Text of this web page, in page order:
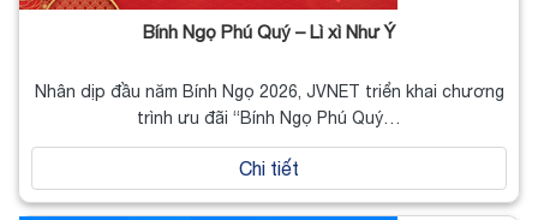
Bính Ngọ Phú Quý – Lì xì Như Ý
Nhân dịp đầu năm Bính Ngọ 2026, JVNET triển khai chương
trình ưu đãi “Bính Ngọ Phú Quý…
Chi tiết